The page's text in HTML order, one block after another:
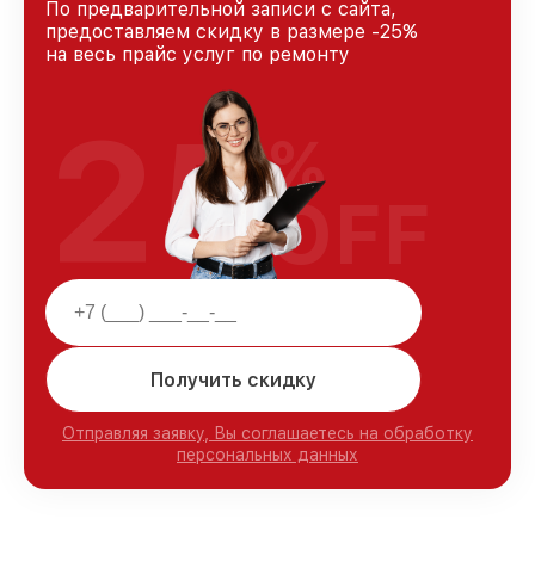
По предварительной записи с сайта,
предоставляем скидку в размере -25%
на весь прайс услуг по ремонту
Получить скидку
Отправляя заявку, Вы соглашаетесь на обработку
персональных данных
25%
OFF